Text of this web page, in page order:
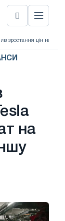
зростання цін на
на